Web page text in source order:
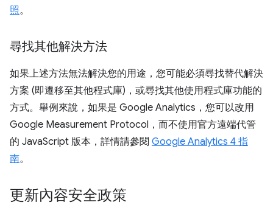
照。
尋找其他解決方法
如果上述方法無法解決您的用途，您可能必須尋找替代解決
方案 (即遷移至其他程式庫)，或尋找其他使用程式庫功能的
方式。舉例來說，如果是 Google Analytics，您可以改用
Google Measurement Protocol，而不使用官方遠端代管
的 JavaScript 版本，詳情請參閱 Google Analytics 4 指
南。
更新內容安全政策